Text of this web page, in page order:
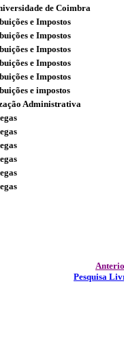
de Coimbra
e Impostos
e Impostos
e Impostos
e Impostos
e Impostos
e impostos
Administrativa
Pesquisa